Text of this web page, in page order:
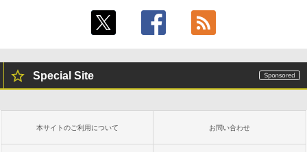
Special Site
本サイトのご利用について お問い合わせ